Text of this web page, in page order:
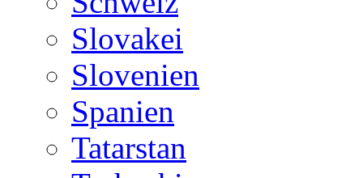
Slovakei
Slovenien
Spanien
Tatarstan